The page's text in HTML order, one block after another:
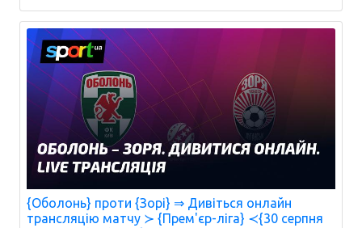
{Оболонь} проти {Зорі} ⇒ Дивіться онлайн
трансляцію матчу ≻ {Прем'єр-ліга} ≺{30 серпня